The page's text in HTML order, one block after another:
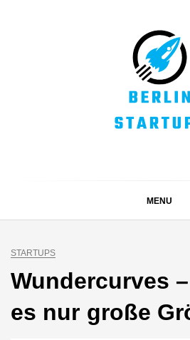
MENU
STARTUPS
Wundercurves
es nur große